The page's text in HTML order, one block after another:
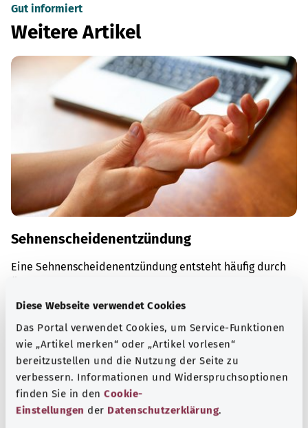
Diese Webseite verwendet Cookies
Das Portal verwendet Cookies, um Service-Funktionen
wie „Artikel merken“ oder „Artikel vorlesen“
bereitzustellen und die Nutzung der Seite zu
verbessern. Informationen und Widerspruchsoptionen
finden Sie in den Cookie-
Einstellungen der Datenschutzerklärung.
Gut informiert
Weitere Artikel
Sehnenscheidenentzündung
Eine Sehnenscheidenentzündung entsteht häufig durch
man den betroffenen Bereich, verschwinden die
Mehr erfahren